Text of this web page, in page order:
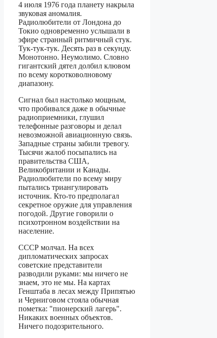
4 июля 1976 года планету накрыла
звуковая аномалия.
Радиолюбители от Лондона до
Токио одновременно услышали в
эфире странный ритмичный стук.
Тук-тук-тук. Десять раз в секунду.
Монотонно. Неумолимо. Словно
гигантский дятел долбил клювом
по всему коротковолновому
диапазону.
Сигнал был настолько мощным,
что пробивался даже в обычные
радиоприемники, глушил
телефонные разговоры и делал
невозможной авиационную связь.
Западные страны забили тревогу.
Тысячи жалоб посыпались на
правительства США,
Великобритании и Канады.
Радиолюбители по всему миру
пытались триангулировать
источник. Кто-то предполагал
секретное оружие для управления
погодой. Другие говорили о
психотронном воздействии на
население.
СССР молчал. На всех
дипломатических запросах
советские представители
разводили руками: мы ничего не
знаем, это не мы. На картах
Генштаба в лесах между Припятью
и Черниговом стояла обычная
пометка: "пионерский лагерь".
Никаких военных объектов.
Ничего подозрительного.